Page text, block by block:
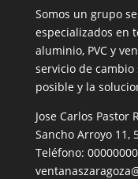
Somos un grupo
especializados en
aluminio, PVC y
servicio de
posible y la
Jose Carlos Pastor
Sancho Arroyo 11,
Teléfono: